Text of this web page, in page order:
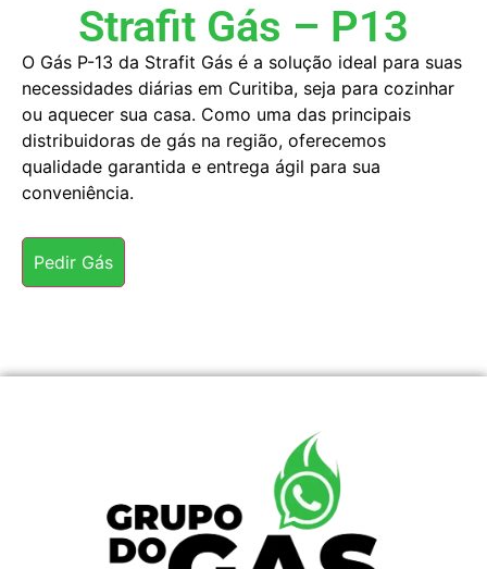
Strafit Gás – P13
O Gás P-13 da Strafit Gás é a solução ideal para suas
necessidades diárias em Curitiba, seja para cozinhar
ou aquecer sua casa. Como uma das principais
distribuidoras de gás na região, oferecemos
qualidade garantida e entrega ágil para sua
conveniência.
Pedir Gás